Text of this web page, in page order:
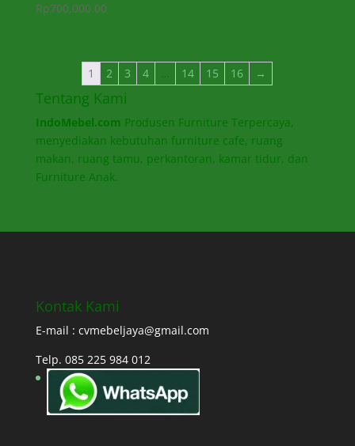
Rp700,000.00
1 2 3 4 … 14 15 16 →
Tentang Kami
IndoMebel.com Produsen Furniture Terpercaya,
menyediakan kebutuhan furniture cafe, ruang
makan, ruang tamu, perkantoran, kamar tidur, dan
Furniture Anak.
Kontak Kami
E-mail : cvmebeljaya@gmail.com
Telp. 085 225 984 012